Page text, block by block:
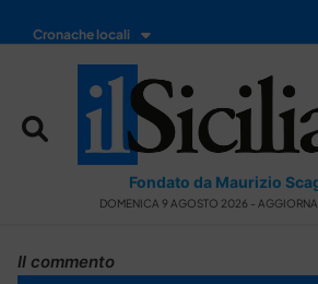
Cronache locali
Fondato da Maurizio
DOMENICA 9 AGOSTO 2026 -
Il commento